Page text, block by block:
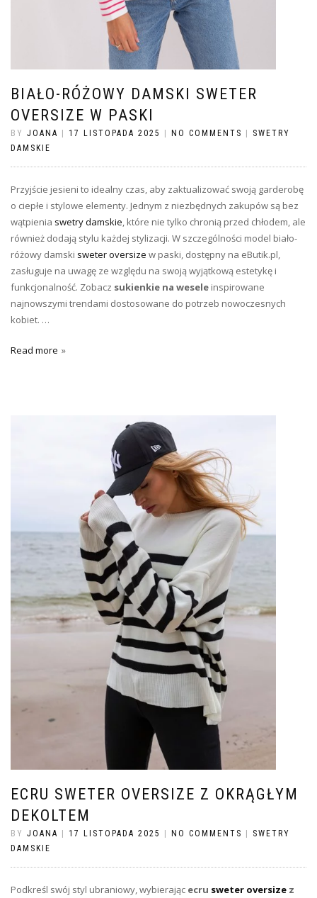
BIAŁO-RÓŻOWY DAMSKI SWETER
OVERSIZE W PASKI
BY JOANA 17 LISTOPADA 2025 NO COMMENTS
SWETRY
DAMSKIE
Przyjście jesieni to idealny czas, aby zaktualizować swoją garderobę
o ciepłe i stylowe elementy. Jednym z niezbędnych zakupów są bez
wątpienia swetry damskie, które nie tylko chronią przed chłodem, ale
również dodają stylu każdej stylizacji. W szczególności model biało-
różowy damski sweter oversize w paski, dostępny na eButik.pl,
zasługuje na uwagę ze względu na swoją wyjątkową estetykę i
funkcjonalność. Zobacz sukienkie na wesele inspirowane
najnowszymi trendami dostosowane do potrzeb nowoczesnych
kobiet. …
Read more
ECRU SWETER OVERSIZE Z OKRĄGŁYM
DEKOLTEM
BY JOANA | 17 LISTOPADA 2025 | NO COMMENTS | SWETRY
DAMSKIE
Podkreśl swój styl ubraniowy, wybierając ecru sweter oversize z